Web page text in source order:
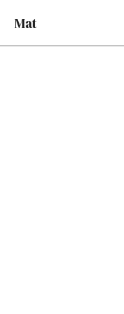
Mat